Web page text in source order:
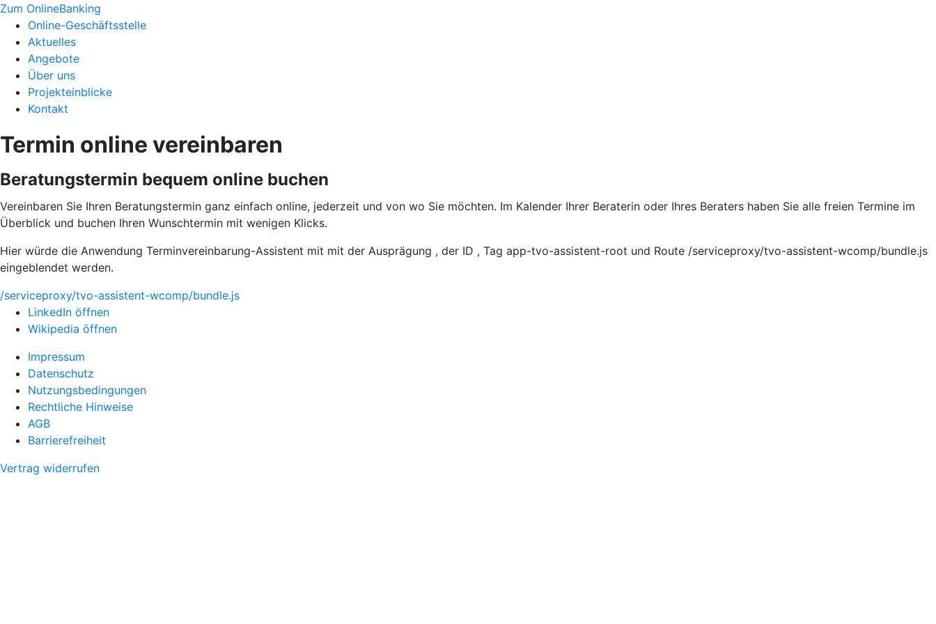
Zum OnlineBanking
Online-Geschäftsstelle
Aktuelles
Angebote
Über uns
Projekteinblicke
Kontakt
Termin online vereinbaren
Beratungstermin bequem online buchen
Vereinbaren Sie Ihren Beratungstermin ganz einfach online, jederzeit und von wo Sie möchten. Im Kalender Ihrer Beraterin oder Ihres Beraters haben Sie alle freien Termine im
Überblick und buchen Ihren Wunschtermin mit wenigen Klicks.
Hier würde die Anwendung Terminvereinbarung-Assistent mit mit der Ausprägung , der ID , Tag app-tvo-assistent-root und Route /serviceproxy/tvo-assistent-wcomp/bundle.js
eingeblendet werden.
/serviceproxy/tvo-assistent-wcomp/bundle.js
LinkedIn öffnen
Wikipedia öffnen
Impressum
Datenschutz
Nutzungsbedingungen
Rechtliche Hinweise
AGB
Barrierefreiheit
Vertrag widerrufen